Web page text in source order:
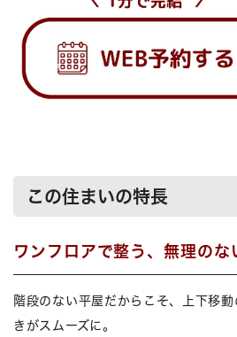
この住まいの特長
ワンフロアで整う、無理のな
階段のない平屋だからこそ、上下移
きがスムーズに。